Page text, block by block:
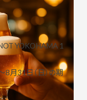
8月31日（日）の期